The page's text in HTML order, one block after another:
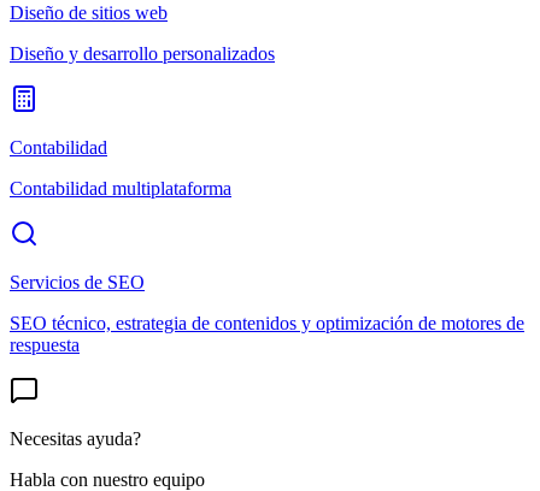
Diseño de sitios web
Diseño y desarrollo personalizados
Contabilidad
Contabilidad multiplataforma
Servicios de SEO
SEO técnico, estrategia de contenidos y optimización de motores de
respuesta
Necesitas ayuda?
Habla con nuestro equipo